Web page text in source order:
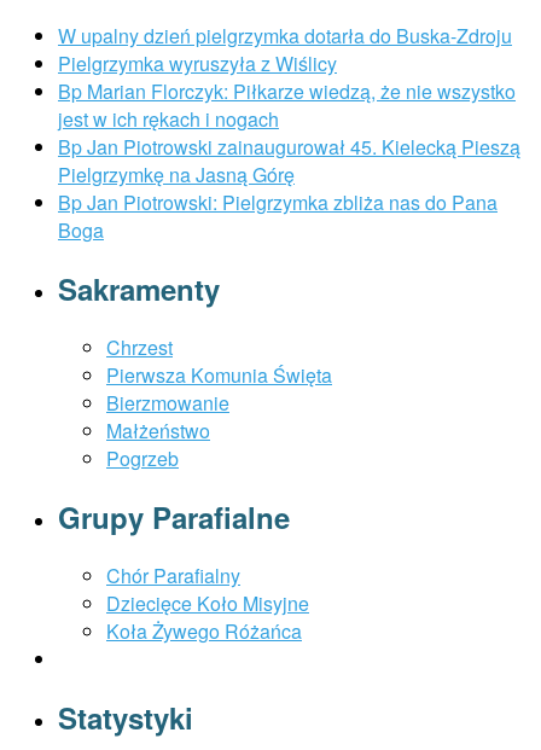
W upalny dzień pielgrzymka dotarła do Buska-Zdroju
Pielgrzymka wyruszyła z Wiślicy
Bp Marian Florczyk: Piłkarze wiedzą, że nie wszystko
jest w ich rękach i nogach
Bp Jan Piotrowski zainaugurował 45. Kielecką Pieszą
Pielgrzymkę na Jasną Górę
Bp Jan Piotrowski: Pielgrzymka zbliża nas do Pana
Boga
Sakramenty
Chrzest
Pierwsza Komunia Święta
Bierzmowanie
Małżeństwo
Pogrzeb
Grupy Parafialne
Chór Parafialny
Dziecięce Koło Misyjne
Koła Żywego Różańca
Statystyki